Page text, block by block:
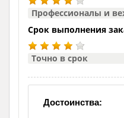
Профессионалы и
Срок выполнения
Точно в срок
Достоинства: